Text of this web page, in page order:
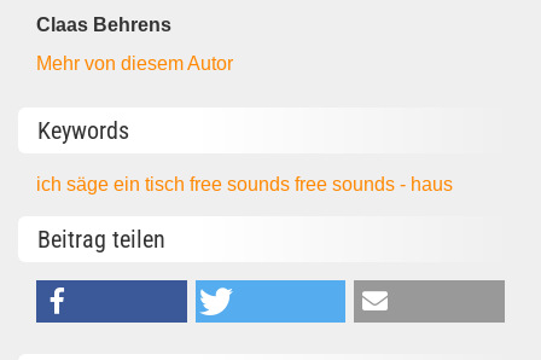
Claas Behrens
Mehr von diesem Autor
Keywords
ich säge ein tischfree soundsfree sounds - haus
Beitrag teilen